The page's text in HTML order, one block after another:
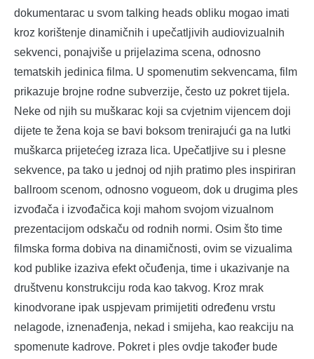
dokumentarac u svom talking heads obliku mogao imati
kroz korištenje dinamičnih i upečatljivih audiovizualnih
sekvenci, ponajviše u prijelazima scena, odnosno
tematskih jedinica filma. U spomenutim sekvencama, film
prikazuje brojne rodne subverzije, često uz pokret tijela.
Neke od njih su muškarac koji sa cvjetnim vijencem doji
dijete te žena koja se bavi boksom trenirajući ga na lutki
muškarca prijetećeg izraza lica. Upečatljive su i plesne
sekvence, pa tako u jednoj od njih pratimo ples inspiriran
ballroom scenom, odnosno vogueom, dok u drugima ples
izvođača i izvođačica koji mahom svojom vizualnom
prezentacijom odskaču od rodnih normi. Osim što time
filmska forma dobiva na dinamičnosti, ovim se vizualima
kod publike izaziva efekt očuđenja, time i ukazivanje na
društvenu konstrukciju roda kao takvog. Kroz mrak
kinodvorane ipak uspjevam primijetiti određenu vrstu
nelagode, iznenađenja, nekad i smijeha, kao reakciju na
spomenute kadrove. Pokret i ples ovdje također bude